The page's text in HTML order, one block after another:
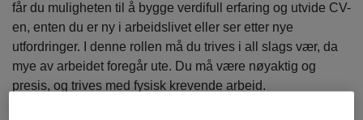
får du muligheten til å bygge verdifull erfaring og utvide CV-
en, enten du er ny i arbeidslivet eller ser etter nye
utfordringer. I denne rollen må du trives i all slags vær, da
mye av arbeidet foregår ute. Du må være nøyaktig og
presis, og trives med fysisk krevende arbeid.